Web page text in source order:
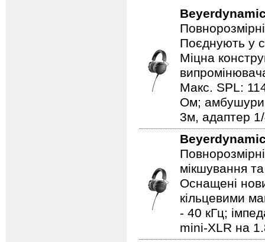
Поєднують у
Міцна
Макс. SPL:
Ом; амбушури:
3м, адаптер
мікшування
Оснащені
кільцевими
- 40 кГц;
mini-XLR на